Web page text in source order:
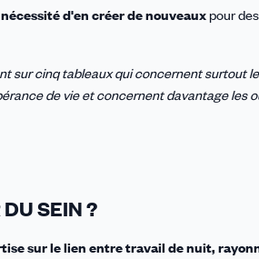
d'en créer de nouveaux pour
sur cinq tableaux qui concernent surtout
de vie et concernent davantage les
SEIN ?
sur le lien entre travail de nuit,